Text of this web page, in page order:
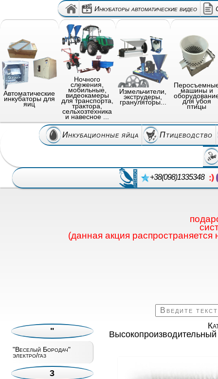
Инкубаторы автоматические видео
Автоматические
инкубаторы для
яиц
Ночного
слежения,
мобильные,
видеокамеры
для транспорта,
трактора,
сельхозтехника
и навесное ...
Измельчители,
экструдеры,
грануляторы...
машины и
для убоя
птицы
Инкубационные яйца Птицеводство
+38(098)1335348
(данная акция
"
"Веселый Бородач"
электро/газ
3